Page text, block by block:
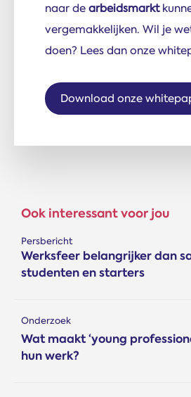
naar dearbeidsmarkt
vergemakkelijken. Wil je
doen? Lees dan onze
Download onze
Ook interessant voor jou
Persbericht
Werksfeer belangrijker dan
studenten en starters
Onderzoek
Wat maakt ‘young
hun werk?